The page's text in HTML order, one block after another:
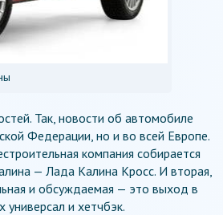
Так, новости об автомобиле
Федерации, но и во всей Европе.
компания собирается
— Лада Калина Кросс. И вторая,
и обсуждаемая — это выход в
и хетчбэк.